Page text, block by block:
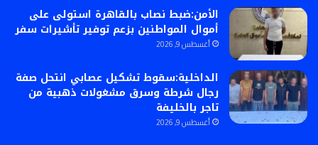
الأمن:ضبط نصاب بالقاهرة استولى على
أموال المواطنين بزعم توفير تأشيرات سفر
أغسطس 9, 2026
الداخلية:سقوط تشكيل عصابي انتحل صفة
رجال شرطة وسرق مشغولات ذهبية من
تاجر بالخليفة
أغسطس 9, 2026